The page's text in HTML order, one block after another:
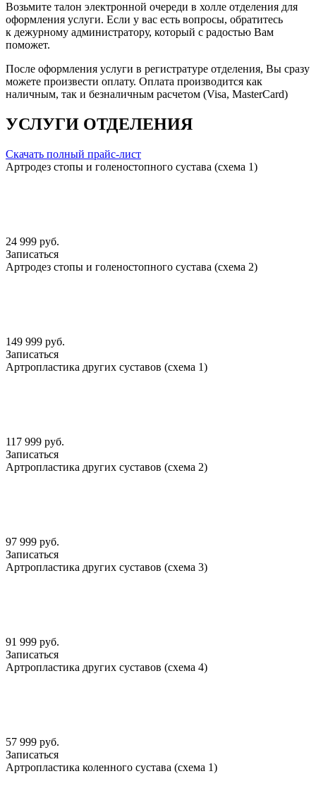
Возьмите талон электронной очереди в холле отделения для
оформления услуги. Если у вас есть вопросы, обратитесь
к дежурному администратору, который с радостью Вам
поможет.
После оформления услуги в регистратуре отделения, Вы сразу
можете произвести оплату. Оплата производится как
наличным, так и безналичным расчетом (Visa, MasterCard)
УСЛУГИ ОТДЕЛЕНИЯ
Скачать полный прайс-лист
Артродез стопы и голеностопного сустава (схема 1)
24 999 руб.
Записаться
Артродез стопы и голеностопного сустава (схема 2)
149 999 руб.
Записаться
Артропластика других суставов (схема 1)
117 999 руб.
Записаться
Артропластика других суставов (схема 2)
97 999 руб.
Записаться
Артропластика других суставов (схема 3)
91 999 руб.
Записаться
Артропластика других суставов (схема 4)
57 999 руб.
Записаться
Артропластика коленного сустава (схема 1)